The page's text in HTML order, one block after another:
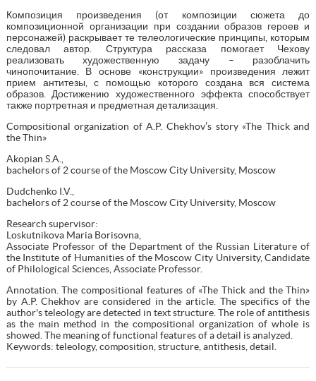
Композиция произведения (от композиции сюжета до
композиционной организации при создании образов героев и
персонажей) раскрывает те телеологические принципы, которым
следовал автор. Структура рассказа помогает Чехову
реализовать художественную задачу – разоблачить
чинопочитание. В основе «конструкции» произведения лежит
прием антитезы, с помощью которого создана вся система
образов. Достижению художественного эффекта способствует
также портретная и предметная детализация.
Compositional organization of A.P. Chekhov’s story «The Thick and
the Thin»
Akopian S.A.,
bachelors of 2 course of the Moscow City University, Moscow
Dudchenko I.V.,
bachelors of 2 course of the Moscow City University, Moscow
Research supervisor:
Loskutnikova Maria Borisovna,
Associate Professor of the Department of the Russian Literature of
the Institute of Humanities of the Moscow City University, Candidate
of Philological Sciences, Associate Professor.
Annotation. The compositional features of «The Thick and the Thin»
by A.P. Chekhov are considered in the article. The specifics of the
author's teleology are detected in text structure. The role of antithesis
as the main method in the compositional organization of whole is
showed. The meaning of functional features of a detail is analyzed.
Keywords: teleology, composition, structure, antithesis, detail.